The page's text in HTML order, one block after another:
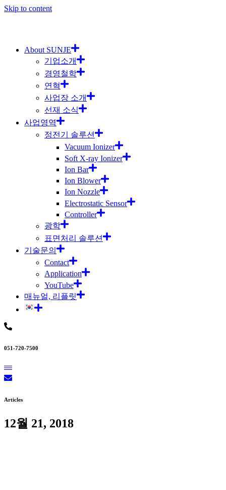
Skip to content
About SUNJE
기업소개
경영철학
연혁
사업장 소개
선재 소식
사업영역
정전기 솔루션
Vacuum Ionizer
Soft X-ray Ionizer
Ion Bar
Ion Blower
Ion Nozzle
Electrostatic Sensor
Controller
광학
표면처리 솔루션
기술문의
Contact
Application
YouTube
매뉴얼, 리플릿
051-720-7500
Articles
12월 21, 2018